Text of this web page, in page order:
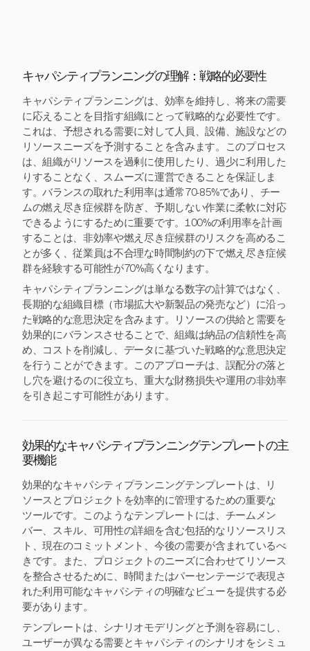
キャパシティプランニングの理解：戦略的必要性
キャパシティプランニングは、効率を維持し、将来の需要
に応えることを目指す組織にとって戦略的な必要性です。
これは、予想される需要に対して人員、設備、施設などの
リソースニーズを予測することを含みます。このプロセス
は、組織がリソースを過剰に使用したり、過少に利用した
りすることなく、スムーズに運営できることを保証しま
す。バランスの取れた利用率は通常70-85%であり、チー
ムの燃え尽き症候群を防ぎ、予期しない作業に柔軟に対応
できるようにするために重要です。100%の利用率を計画
することは、非効率や燃え尽き症候群のリスクを高めるこ
とが多く、従業員は不合理な時間制約の下で燃え尽き症候
群を経験する可能性が70%高くなります。
キャパシティプランニングは単なる数字の計算ではなく、
長期的な組織目標（市場拡大や新製品の発売など）に沿っ
た戦略的な意思決定を含みます。リソースの供給と需要を
効果的にバランスさせることで、組織は納品の信頼性を高
め、コストを削減し、データに基づいた戦略的な意思決定
を行うことができます。このアプローチは、誤配分の落と
し穴を避けるのに役立ち、重大な財務損失や運用の非効率
を引き起こす可能性があります。
効果的なキャパシティプランニングテンプレートの主
要機能
効果的なキャパシティプランニングテンプレートは、リ
ソースとプロジェクトを効率的に管理するための重要な
ツールです。このようなテンプレートには、チームメン
バー、スキル、可用性の詳細を含む包括的なリソースリス
ト、現在のコミットメント、今後の需要が含まれているべ
きです。また、プロジェクトのニーズに合わせてリソース
を整合させるために、時間またはパーセンテージで表現さ
れた利用可能なキャパシティの明確なビューを提供する必
要があります。
テンプレートは、シナリオモデリングと予測を容易にし、
ユーザーが異なる需要とキャパシティのシナリオをシミュ